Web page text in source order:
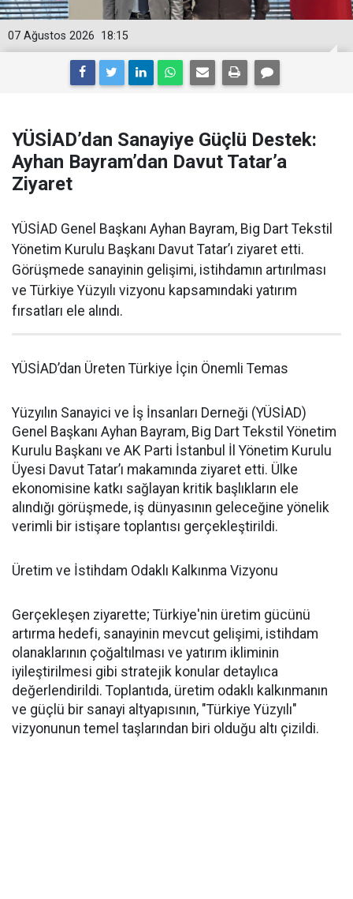
18:15
07 Ağustos 2026
YÜSİAD’dan Sanayiye Güçlü Destek:
Ayhan Bayram’dan Davut Tatar’a
Ziyaret
YÜSİAD Genel Başkanı Ayhan Bayram, Big Dart Tekstil
Yönetim Kurulu Başkanı Davut Tatar’ı ziyaret etti.
Görüşmede sanayinin gelişimi, istihdamın artırılması
ve Türkiye Yüzyılı vizyonu kapsamındaki yatırım
fırsatları ele alındı.
YÜSİAD’dan Üreten Türkiye İçin Önemli Temas
Yüzyılın Sanayici ve İş İnsanları Derneği (YÜSİAD)
Genel Başkanı Ayhan Bayram, Big Dart Tekstil Yönetim
Kurulu Başkanı ve AK Parti İstanbul İl Yönetim Kurulu
Üyesi Davut Tatar’ı makamında ziyaret etti. Ülke
ekonomisine katkı sağlayan kritik başlıkların ele
alındığı görüşmede, iş dünyasının geleceğine yönelik
verimli bir istişare toplantısı gerçekleştirildi.
Üretim ve İstihdam Odaklı Kalkınma Vizyonu
Gerçekleşen ziyarette; Türkiye'nin üretim gücünü
artırma hedefi, sanayinin mevcut gelişimi, istihdam
olanaklarının çoğaltılması ve yatırım ikliminin
iyileştirilmesi gibi stratejik konular detaylıca
değerlendirildi. Toplantıda, üretim odaklı kalkınmanın
ve güçlü bir sanayi altyapısının, "Türkiye Yüzyılı"
vizyonunun temel taşlarından biri olduğu altı çizildi.